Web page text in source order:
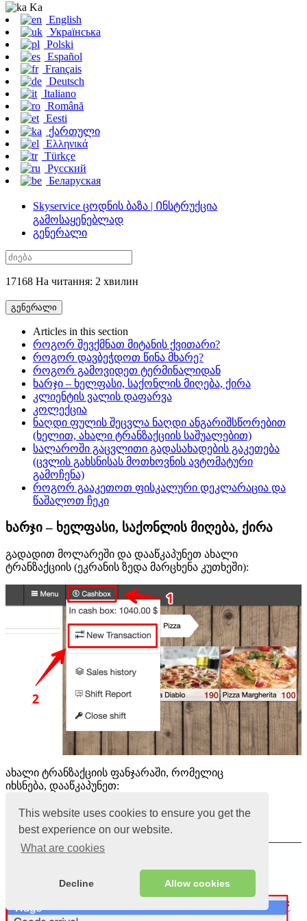
This website uses cookies to ensure you get the
best experience on our website.
What are cookies
Decline Allow cookies
Ka
English
Українська
Polski
Español
Français
Deutsch
Italiano
Română
Eesti
ქართული
Ελληνικά
Türkçe
Русский
Беларуская
Skyservice ცოდნის ბაზა | Ინსტრუქცია
გამოსაყენებლად
გენერალი
17168 На читання: 2 хвилин
გენერალი
Articles in this section
როგორ შევქმნათ მიტანის ქვითარი?
როგორ დავბეჭდოთ წინა მხარე?
როგორ გამოვიდეთ ტერმინალიდან
ხარჯი – ხელფასი, საქონლის მიღება, ქირა
კლიენტის ვალის დაფარვა
კოლექცია
ნაღდი ფულის შეცვლა ნაღდი ანგარიშსწორებით
(ხელით, ახალი ტრანზაქციის საშუალებით)
სალაროში გაცვლითი გადასახადების გაკეთება
(ცვლის გახსნისას მოთხოვნის ავტომატური
გამოჩენა)
როგორ გააკეთოთ ფისკალური დეკლარაცია და
წაშალოთ ჩეკი
ხარჯი – ხელფასი, საქონლის მიღება, ქირა
გადადით მოლარეში და დააწკაპუნეთ ახალი
ტრანზაქციის (ეკრანის ზედა მარცხენა კუთხეში):
ახალი ტრანზაქციის ფანჯარაში, რომელიც
იხსნება, დააწკაპუნეთ:
2. მოხმარების კატეგორიის ველში და აირჩიეთ
თქვენთვის სასურველი კატეგორია